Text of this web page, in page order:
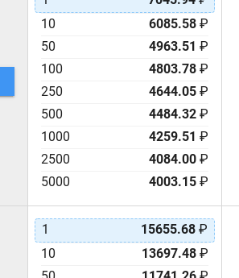
10
6085.58 ₽
50
4963.51 ₽
100
4803.78 ₽
250
4644.05 ₽
500
4484.32 ₽
1000
4259.51 ₽
2500
4084.00 ₽
5000
4003.15 ₽
1 15655.68 ₽
10
13697.48 ₽